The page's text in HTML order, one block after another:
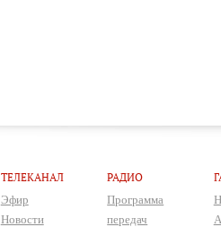
ТЕЛЕКАНАЛ
Эфир
Новости
РАДИО
Программа
передач